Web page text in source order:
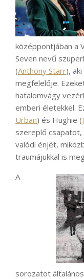
középpontjában a
Seven nevű
(Anthony Starr),
megfelelője.
hatalomvágy
emberi életekkel.
Urban) és Hughie (
szereplő csapatot,
valódi énjét,
traumájukkal is
A
sorozatot